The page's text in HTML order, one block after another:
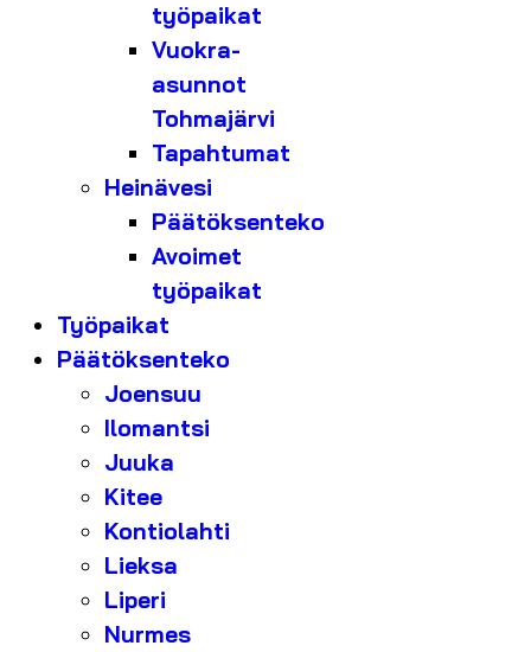
työpaikat
Vuokra-
asunnot
Tohmajärvi
Tapahtumat
Heinävesi
Päätöksenteko
Avoimet
työpaikat
Työpaikat
Päätöksenteko
Joensuu
Ilomantsi
Juuka
Kitee
Kontiolahti
Lieksa
Liperi
Nurmes